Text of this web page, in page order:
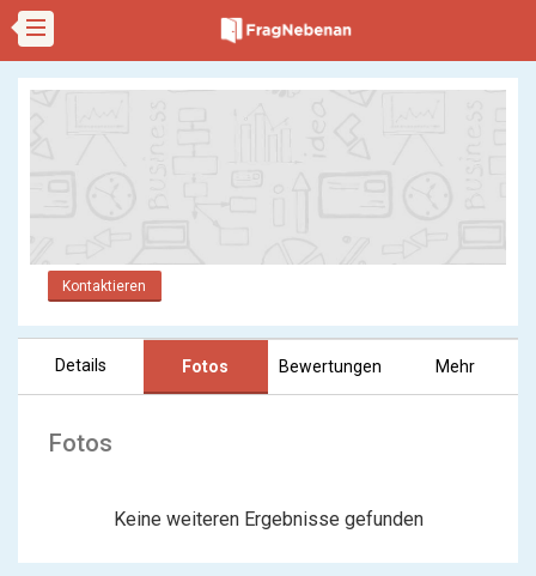
Kontaktieren
Details Fotos Bewertungen Mehr
Fotos
Keine weiteren Ergebnisse gefunden